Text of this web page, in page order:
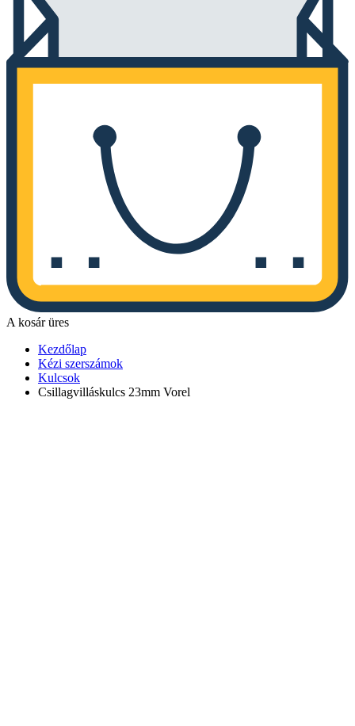
A kosár üres
Kezdőlap
Kézi szerszámok
Kulcsok
Csillagvilláskulcs 23mm Vorel